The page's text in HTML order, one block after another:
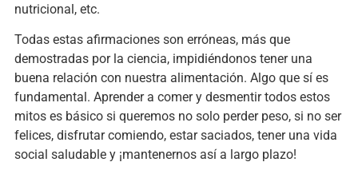
nutricional, etc.
Todas estas afirmaciones son erróneas, más que
demostradas por la ciencia, impidiéndonos tener una
buena relación con nuestra alimentación. Algo que sí es
fundamental. Aprender a comer y desmentir todos estos
mitos es básico si queremos no solo perder peso, si no ser
felices, disfrutar comiendo, estar saciados, tener una vida
social saludable y ¡mantenernos así a largo plazo!